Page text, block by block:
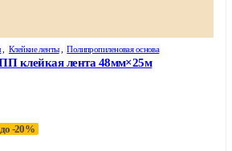
Клейкие ленты Полипропиленовая основа
клейкая лента 48мм×25м
-20%